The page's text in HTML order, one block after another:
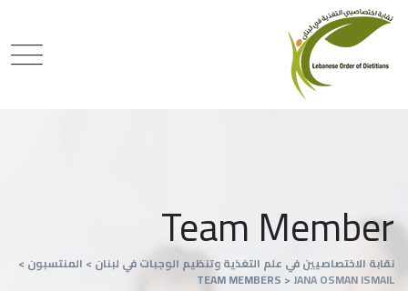
Team Member
نقابة الاختصاصيين في علم التغذية وتنظيم الوجبات في لبنان > المنتسبون >
TEAM MEMBERS >JANA OSMAN ISMAIL